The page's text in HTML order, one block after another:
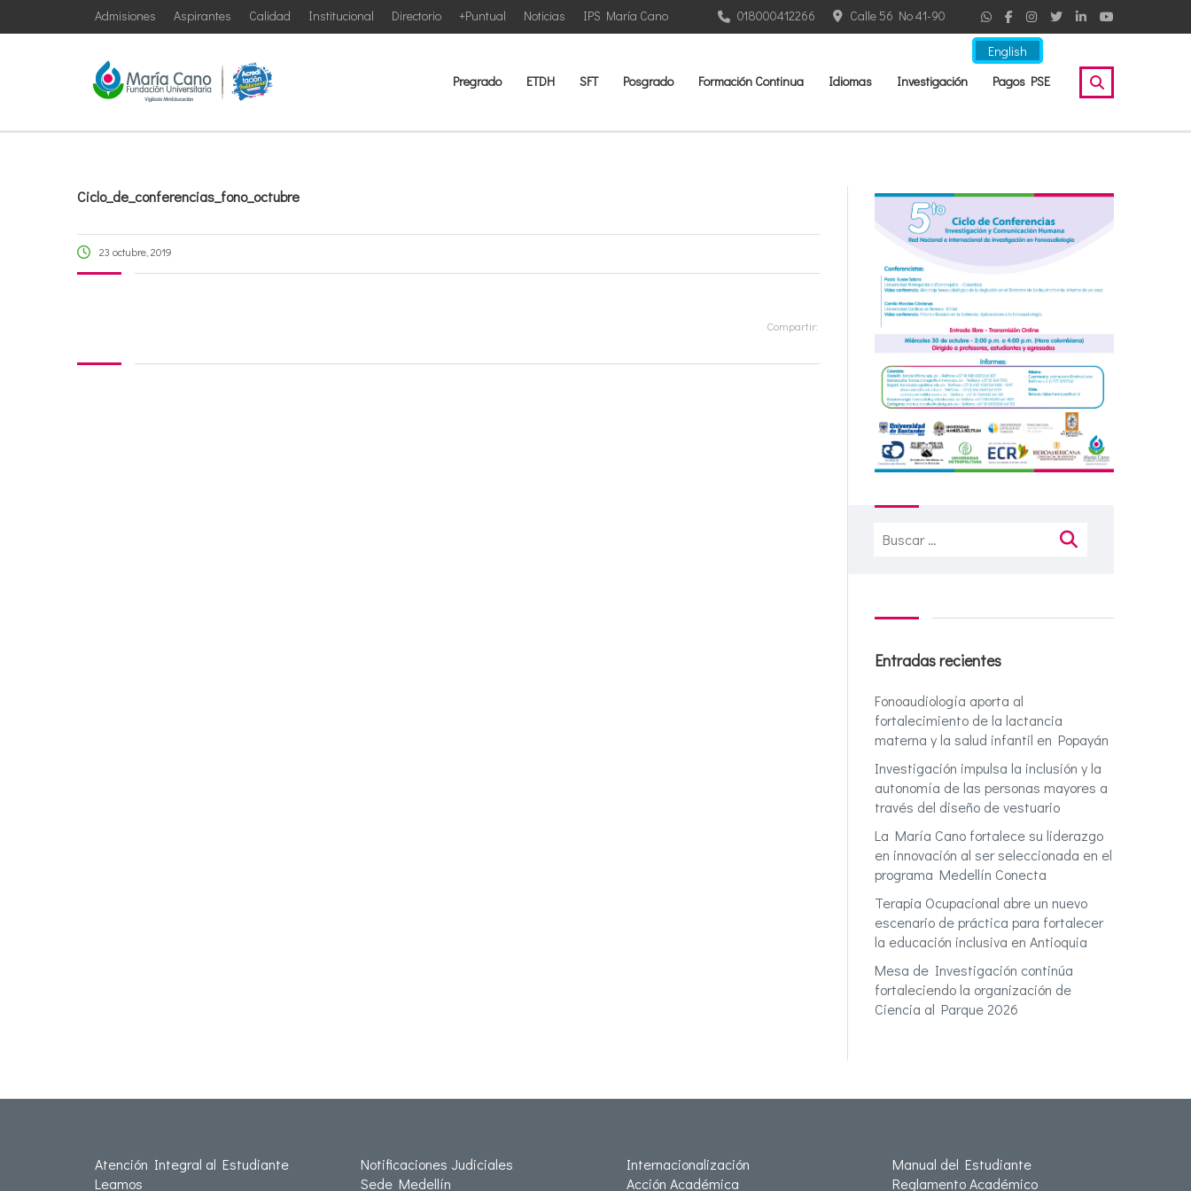
English
IPS María Cano
Noticias
+Puntual
Directorio
Institucional
Calidad
Aspirantes
Admisiones Calle 56 No 41-90
018000412266
Pregrado ETDH SFT Posgrado Formación Continua Idiomas Investigación Pagos PSE
Ciclo_de_conferencias_fono_octubre
23 octubre, 2019
Compartir:
Buscar:
Entradas recientes
Fonoaudiología aporta al
fortalecimiento de la lactancia
materna y la salud infantil en Popayán
Investigación impulsa la inclusión y la
autonomía de las personas mayores a
través del diseño de vestuario
La María Cano fortalece su liderazgo
en innovación al ser seleccionada en el
programa Medellín Conecta
Terapia Ocupacional abre un nuevo
escenario de práctica para fortalecer
la educación inclusiva en Antioquia
Mesa de Investigación continúa
fortaleciendo la organización de
Ciencia al Parque 2026
Atención Integral al Estudiante
Leamos
Notificaciones Judiciales
Sede Medellín
Internacionalización
Acción Académica
Manual del Estudiante
Reglamento Académico